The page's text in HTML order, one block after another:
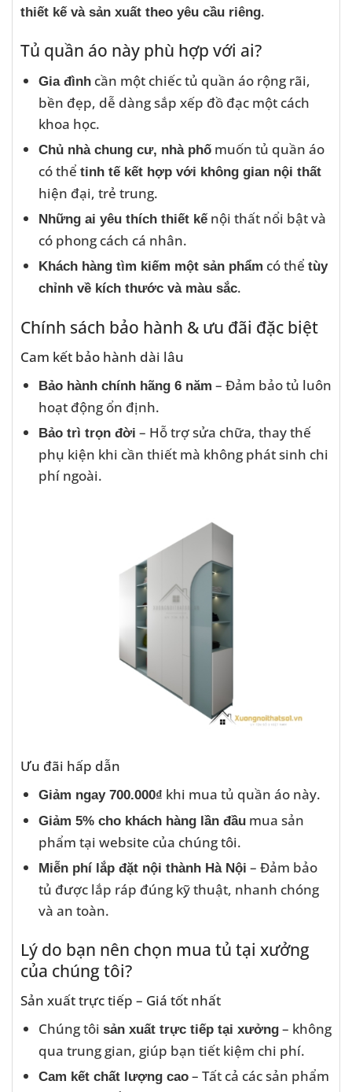
thiết kế và sản xuất theo yêu cầu riêng.
Tủ quần áo này phù hợp với ai?
Gia đìnhcần một chiếc tủ quần áo rộng rãi,
bền đẹp, dễ dàng sắp xếp đồ đạc một cách
khoa học.
Chủ nhà chung cư, nhà phốmuốn tủ quần áo
có thể tinh tế kết hợp với không gian nội thất
hiện đại, trẻ trung.
Những ai yêu thích thiết kếnội thất nổi bật và
có phong cách cá nhân.
Khách hàng tìm kiếm một sản phẩm có thể tùy
chỉnh về kích thước và màu sắc.
Chính sách bảo hành & ưu đãi đặc biệt
Cam kết bảo hành dài lâu
Bảo hành chính hãng 6 năm – Đảm bảo tủ luôn
hoạt động ổn định.
Bảo trì trọn đời – Hỗ trợ sửa chữa, thay thế
phụ kiện khi cần thiết mà không phát sinh chi
phí ngoài.
Ưu đãi hấp dẫn
Giảm ngay 700.000₫ khi mua tủ quần áo này.
Giảm 5% cho khách hàng lần đầumua sản
phẩm tại website của chúng tôi.
Miễn phí lắp đặt nội thành Hà Nội – Đảm bảo
tủ được lắp ráp đúng kỹ thuật, nhanh chóng
và an toàn.
Lý do bạn nên chọn mua tủ tại xưởng
của chúng tôi?
Sản xuất trực tiếp – Giá tốt nhất
Chúng tôi sản xuất trực tiếp tại xưởng– không
qua trung gian, giúp bạn tiết kiệm chi phí.
Cam kết chất lượng cao– Tất cả các sản phẩm